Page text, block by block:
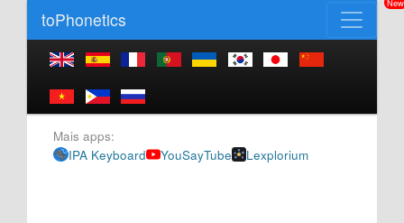
Navegação principal
toPhonetics
Mais apps:
IPA Keyboard
YouSayTube Lexplorium
New